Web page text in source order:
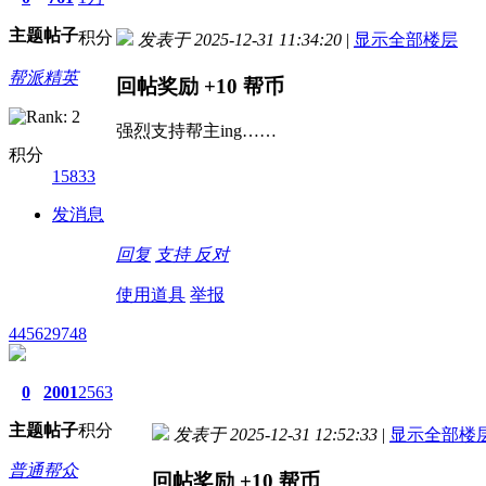
主题帖子积分
帮派精英
积分
15833
发消息
发表于 2025-12-31 11:34:20 | 显示全部楼层
回帖奖励 +10 帮币
强烈支持帮主ing……
回复 支持 反对
使用道具 举报
445629748
0
主题
2001
帖子
2563
积分
普通帮众
发表于 2025-12-31 12:52:33 | 显示全部楼
回帖奖励 +10 帮币